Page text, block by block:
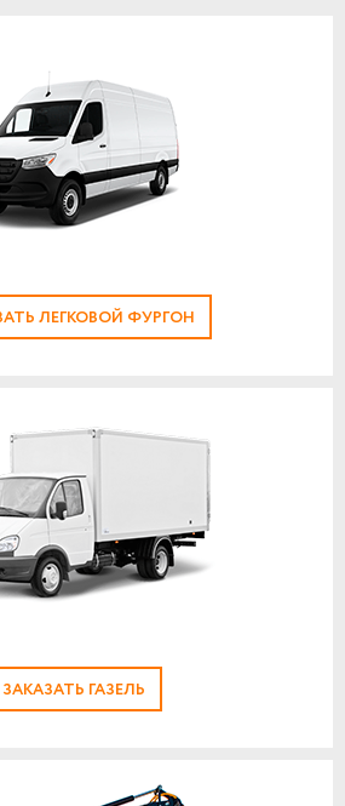
ЛЕГКОВОЙ ФУРГОН
ЗАКАЗАТЬ ГАЗЕЛЬ